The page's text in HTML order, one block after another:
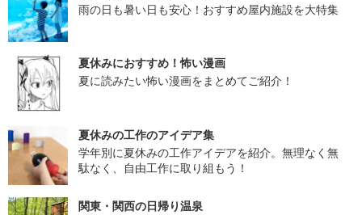
雨の日も暑い日も安心！おすすめ屋内施設を大特集
夏休みにおすすめ！怖い漫画
夏に読みたい怖い漫画をまとめてご紹介！
夏休みの工作のアイデア集
学年別に夏休みの工作アイデアを紹介。無理なく無
駄なく、自由工作に取り組もう！
関東・関西の日帰り温泉